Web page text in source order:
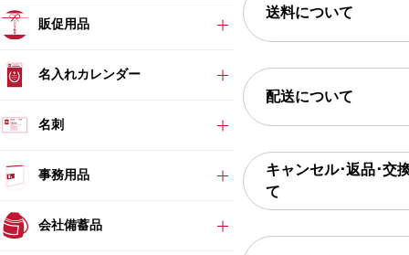
販促用品
名入れカレンダー
名刺
事務用品
会社備蓄品
送料について
配送について
キャンセル･返品･交
て